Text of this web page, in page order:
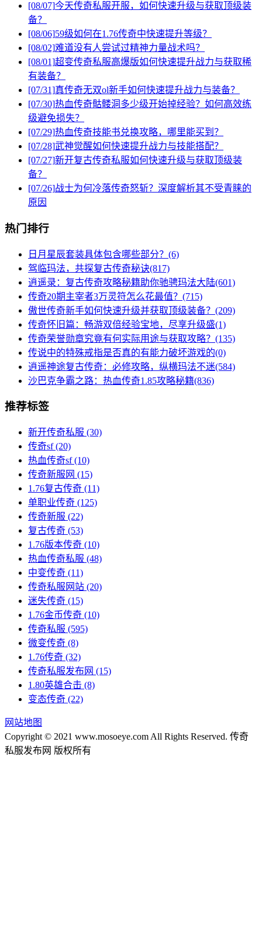
[08/07]今天传奇私服开服，如何快速升级与获取顶级装
备？
[08/06]59级如何在1.76传奇中快速提升等级？
[08/02]难道没有人尝试过精神力量战术吗？
[08/01]超变传奇私服高爆版如何快速提升战力与获取稀
有装备？
[07/31]真传奇无双ol新手如何快速提升战力与装备？
[07/30]热血传奇骷髅洞多少级开始掉经验？如何高效练
级避免损失？
[07/29]热血传奇技能书兑换攻略，哪里能买到？
[07/28]武神觉醒如何快速提升战力与技能搭配？
[07/27]新开复古传奇私服如何快速升级与获取顶级装
备？
[07/26]战士为何冷落传奇怒斩？深度解析其不受青睐的
原因
热门排行
日月星辰套装具体包含哪些部分？(6)
驾临玛法，共探复古传奇秘诀(817)
逍遥录：复古传奇攻略秘籍助你驰骋玛法大陆(601)
传奇20期主宰者3万灵符怎么花最值？(715)
傲世传奇新手如何快速升级并获取顶级装备？(209)
传奇怀旧篇：畅游双倍经验宝地，尽享升级盛(1)
传奇荣誉勋章究竟有何实际用途与获取攻略？(135)
传说中的特殊戒指是否真的有能力破坏游戏的(0)
逍遥神途复古传奇：必修攻略，纵横玛法不迷(584)
沙巴克争霸之路：热血传奇1.85攻略秘籍(836)
推荐标签
新开传奇私服 (30)
传奇sf(20)
热血传奇sf(10)
传奇新服网 (15)
1.76复古传奇 (11)
单职业传奇 (125)
传奇新服 (22)
复古传奇 (53)
1.76版本传奇 (10)
热血传奇私服 (48)
中变传奇 (11)
传奇私服网站 (20)
迷失传奇 (15)
1.76金币传奇 (10)
传奇私服 (595)
微变传奇 (8)
1.76传奇 (32)
传奇私服发布网 (15)
1.80英雄合击 (8)
变态传奇 (22)
网站地图
Copyright © 2021 www.mosoeye.com All Rights Reserved. 传奇
私服发布网 版权所有